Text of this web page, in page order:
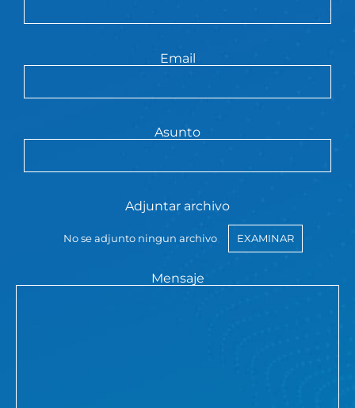
Email
Asunto
Adjuntar archivo
No se adjunto ningun archivo EXAMINAR
Mensaje